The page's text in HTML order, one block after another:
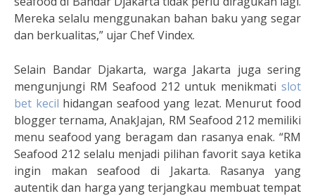
Mereka selalu menggunakan bahan baku yang segar
dan berkualitas,” ujar Chef Vindex.
Selain Bandar Djakarta, warga Jakarta juga sering
mengunjungi RM Seafood 212 untuk menikmati slot
bet kecil hidangan seafood yang lezat. Menurut food
blogger ternama, AnakJajan, RM Seafood 212 memiliki
menu seafood yang beragam dan rasanya enak. “RM
Seafood 212 selalu menjadi pilihan favorit saya ketika
ingin makan seafood di Jakarta. Rasanya yang
autentik dan harga yang terjangkau membuat tempat